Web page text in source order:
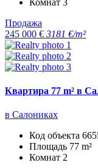
Продажа
245 000 € 3181 €/m²
Квартира 77 m² в
в Салониках
Код объекта
Площадь 77 m²
Комнат 2